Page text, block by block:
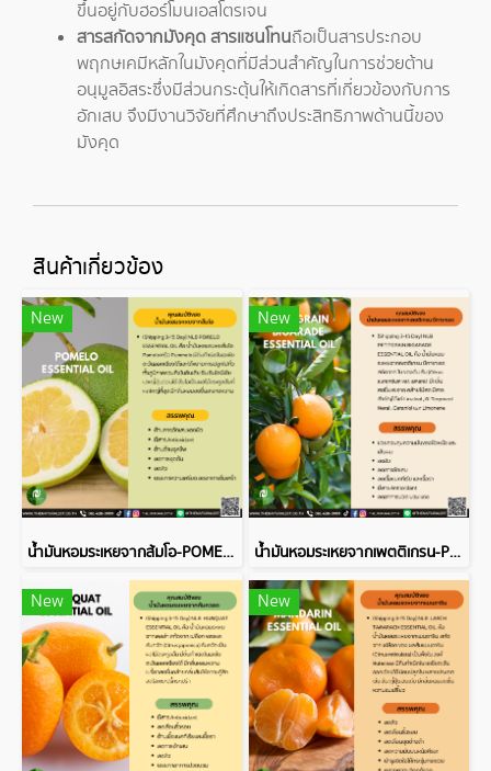
ขึ้นอยู่กับฮอร์โมนเอสโตรเจน
สารสกัดจากมังคุด สารแซนโทนถือเป็นสารประกอบ
พฤกษเคมีหลักในมังคุดที่มีส่วนสำคัญในการช่วยต้าน
อนุมูลอิสระซึ่งมีส่วนกระตุ้นให้เกิดสารที่เกี่ยวข้องกับการ
อักเสบ จึงมีงานวิจัยที่ศึกษาถึงประสิทธิภาพด้านนี้ของ
มังคุด
สินค้าเกี่ยวข้อง
New
น้ำมันหอมระเหยจากส้มโอ-POMELO ESSENTIAL OIL
New
น้ำมันหอมระเหยจากเพตติเกรน-PETITGRAINBIGARADE ESSENTIAL OIL
New New